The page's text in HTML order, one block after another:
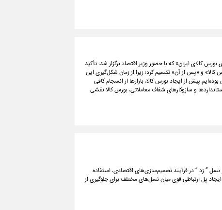
کالای ایران» که با حضور وزیر اقتصاد برگزار شد، تأکید
و «پس از آن» تقسیم کرد؛ زیرا از زمان شکل‌گیری این
از ایجاد بورس کالا، بازارها از انسجام کافی
و سازوکارهای شفاف معاملاتی، بورس کالا نقشی
” زد ” در فرآیند تصمیم‌سازی‌های اقتصادی، استفاده
پل ارتباطی قوی میان نسل‌های مختلف برای جلوگیری از